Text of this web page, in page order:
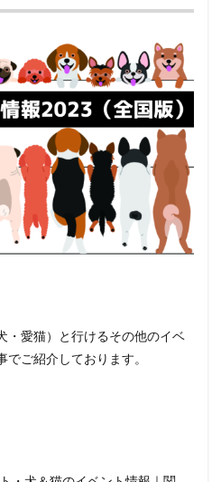
・愛猫）と行けるその他のイベ
ご紹介しております。